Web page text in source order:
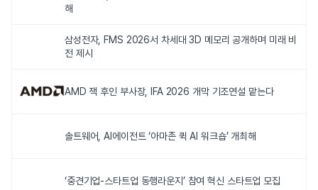
해
삼성전자, FMS 2026서 차세대 3D 메모리 공개하며 미래 비
전 제시
AMD 잭 후인 부사장, IFA 2026 개막 기조연설 맡는다
솔트웨어, AI에이전트 ‘아마존 퀵 AI 워크숍’ 개최해
‘중견기업-스타트업 동행라운지’ 참여 혁신 스타트업 모집